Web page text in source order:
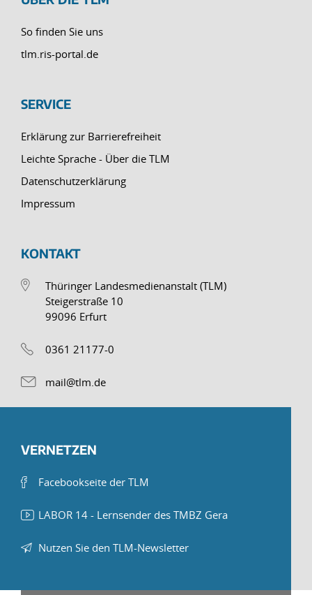
So finden Sie uns
tlm.ris-portal.de
SERVICE
Erklärung zur Barrierefreiheit
Leichte Sprache - Über die TLM
Datenschutzerklärung
Impressum
KONTAKT
Thüringer Landesmedienanstalt (TLM)
Steigerstraße 10
99096 Erfurt
0361 21177-0
mail@tlm.de
VERNETZEN
Facebookseite der TLM
LABOR 14 - Lernsender des TMBZ Gera
Nutzen Sie den TLM-Newsletter